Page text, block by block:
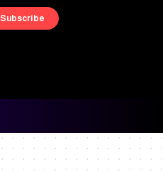
Subscribe